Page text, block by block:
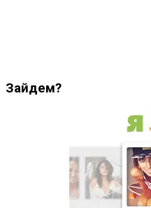
Зайдем?